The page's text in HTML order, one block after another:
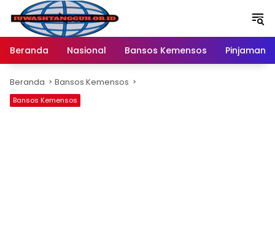
Langsung
konten
Beranda
Nasional Bansos Kemensos Pinjaman
Beranda Bansos Kemensos
Bansos Kemensos